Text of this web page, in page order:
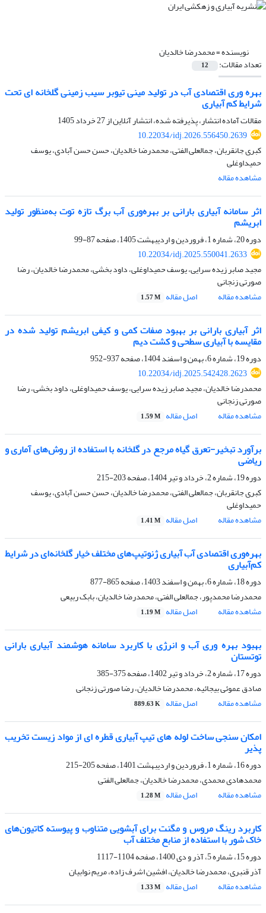
نویسنده =محمدرضا خالدیان
تعداد مقالات: 12
بهره وری اقتصادی آب در تولید مینی تیوبر سیب زمینی گلخانه ای تحت
شرایط کم آبیاری
مقالات آماده انتشار، پذیرفته شده، انتشار آنلاین از27 خرداد 1405
10.22034/idj.2026.556450.2639
کبری جانقربان، جمالعلی الفتی، محمدرضا خالدیان، حسن حسن آبادی، یوسف
حمیداوغلی
مشاهده مقاله
اثر سامانه آبیاری بارانی بر بهره‌وری آب برگ تازه توت به‌منظور تولید
ابریشم
دوره 20، شماره 1، فروردین و اردیبهشت 1405، صفحه
87-99
10.22034/idj.2025.550041.2633
مجید صابر زیده سرایی، یوسف حمیداوغلی، داود بخشی، محمدرضا خالدیان، رضا
صورتی زنجانی
مشاهده مقاله
اصل مقاله 1.57 M
اثر آبیاری بارانی بر بهبود صفات کمی و کیفی ابریشم تولید شده در
مقایسه با آبیاری سطحی و کشت دیم
دوره 19، شماره 6، بهمن و اسفند 1404، صفحه
937-952
10.22034/idj.2025.542428.2623
محمدرضا خالدیان، مجید صابر زیده سرایی، یوسف حمیداوغلی، داود بخشی، رضا
صورتی زنجانی
مشاهده مقاله
اصل مقاله 1.59 M
برآورد تبخیر-تعرق گیاه مرجع در گلخانه با استفاده از روش‌های آماری و
ریاضی
دوره 19، شماره 2، خرداد و تیر 1404، صفحه
203-215
کبری جانقربان، جمالعلی الفتی، محمدرضا خالدیان، حسن حسن آبادی، یوسف
حمیداوغلی
مشاهده مقاله
اصل مقاله 1.41 M
بهره‌وری اقتصادی آب آبیاری ژنوتیپ‌های مختلف خیار گلخانه‌ای در شرایط
کم‌آبیاری
دوره 18، شماره 6، بهمن و اسفند 1403، صفحه
865-877
محمدرضا محمدپور، جمالعلی الفتی، محمدرضا خالدیان، بابک ربیعی
مشاهده مقاله
اصل مقاله 1.19 M
بهبود بهره وری آب و انرژی با کاربرد سامانه هوشمند آبیاری بارانی
توتستان
دوره 17، شماره 2، خرداد و تیر 1402، صفحه
375-385
صادق عموئی بیجائیه، محمدرضا خالدیان، رضا صورتی زنجانی
مشاهده مقاله
اصل مقاله 889.63 K
امکان سنجی ساخت لوله های تیپ آبیاری قطره ای از مواد زیست تخریب
پذیر
دوره 16، شماره 1، فروردین و اردیبهشت 1401، صفحه
205-215
محمدهادی محمدی، محمدرضا خالدیان، جمالعلی الفتی
مشاهده مقاله
اصل مقاله 1.28 M
کاربرد رینگ مروس و مگنت برای آبشویی متناوب و پیوسته کاتیون‌های
خاک شور با استفاده از منابع مختلف آب
دوره 15، شماره 5، آذر و دی 1400، صفحه
1104-1117
آذر قنبری، محمدرضا خالدیان، افشین اشرف زاده، مریم نوابیان
مشاهده مقاله
اصل مقاله 1.33 M